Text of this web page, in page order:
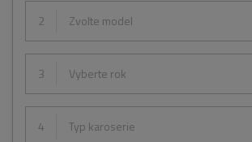
2 Zvolte model
3 Vyberte rok
4 Typ karoserie